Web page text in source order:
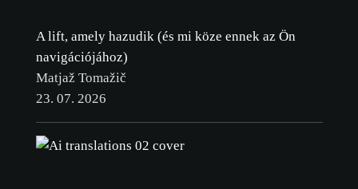
A lift, amely hazudik (és mi köze ennek az Ön
navigációjához)
Matjaž Tomažič
23. 07. 2026